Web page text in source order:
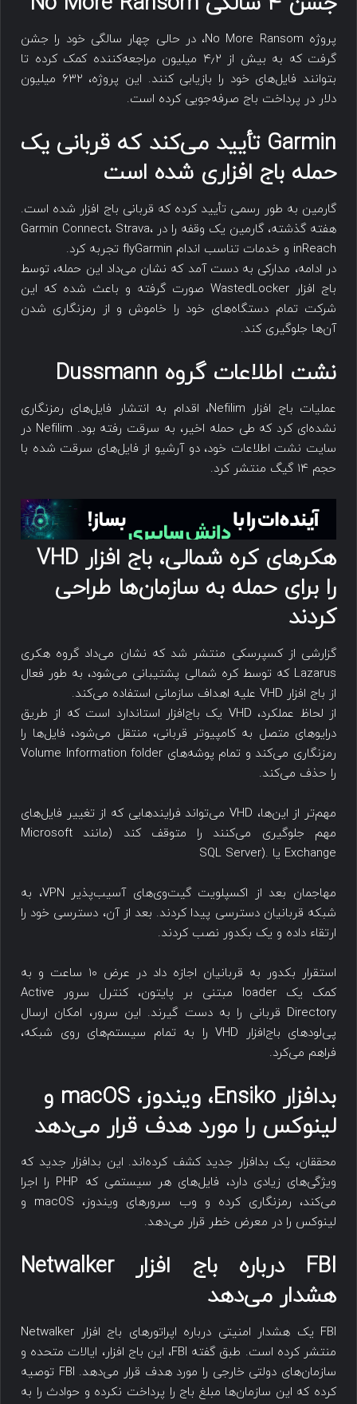
پروژه No More Ransom، در حالی چهار سالگی خود را جشن
گرفت که به بیش از ۴٫۲ میلیون مراجعه‌کننده کمک کرده تا
بتوانند فایل‌های خود را بازیابی کنند. این پروژه، ۶۳۲ میلیون
دلار در پرداخت باج صرفه‌جویی کرده است.
Garmin تأیید می‌کند که قربانی یک
حمله باج افزاری شده است
گارمین به طور رسمی تأیید کرده که قربانی باج افزار شده است.
هفته گذشته، گارمین یک وقفه را در Garmin Connect، Strava،
inReach و خدمات تناسب اندام flyGarmin تجربه کرد.
در ادامه، مدارکی به دست آمد که نشان می‌داد این حمله، توسط
باج افزار WastedLocker صورت گرفته و باعث شده که این
شرکت تمام دستگاه‌های خود را خاموش و از رمزنگاری شدن
آن‌ها جلوگیری کند.
نشت اطلاعات گروه Dussmann
عملیات باج افزار Nefilim، اقدام به انتشار فایل‌های رمزنگاری
نشده‌ای کرد که طی حمله اخیر، به سرقت رفته بود. Nefilim در
سایت نشت اطلاعات خود، دو آرشیو از فایل‌های سرقت شده با
حجم ۱۴ گیگ منتشر کرد.
هکرهای کره شمالی، باج افزار VHD
را برای حمله به سازمان‌ها طراحی
کردند
گزارشی از کسپرسکی منتشر شد که نشان می‌داد گروه هکری
Lazarus که توسط کره شمالی پشتیبانی می‌شود، به طور فعال
از باج افزار VHD علیه اهداف سازمانی استفاده می‌کند.
از لحاظ عملکرد، VHD یک باج‌افزار استاندارد است که از طریق
درایوهای متصل به کامپیوتر قربانی، منتقل می‌شود، فایل‌ها را
رمزنگاری می‌کند و تمام پوشه‌های Volume Information folder
را حذف می‌کند.
مهم‌تر از این‌ها، VHD می‌تواند فرایندهایی که از تغییر فایل‌های
مهم جلوگیری می‌کنند را متوقف کند (مانند Microsoft
Exchange یا .(SQL Server
مهاجمان بعد از اکسپلویت گیت‌وی‌های آسیب‌پذیر VPN، به
شبکه قربانیان دسترسی پیدا کردند. بعد از آن، دسترسی خود را
ارتقاء داده و یک بکدور نصب کردند.
استقرار بکدور به قربانیان اجازه داد در عرض ۱۰ ساعت و به
کمک یک loader مبتنی بر پایتون، کنترل سرور Active
Directory قربانی را به دست گیرند. این سرور، امکان ارسال
پی‌لودهای باج‌افزار VHD را به تمام سیستم‌های روی شبکه،
فراهم می‌کرد.
بدافزار Ensiko، ویندوز، macOS و
لینوکس را مورد هدف قرار می‌دهد
محققان، یک بدافزار جدید کشف کرده‌اند. این بدافزار جدید که
ویژگی‌های زیادی دارد، فایل‌های هر سیستمی که PHP را اجرا
می‌کند، رمزنگاری کرده و وب سرورهای ویندوز، macOS و
لینوکس را در معرض خطر قرار می‌دهد.
FBI درباره باج افزار Netwalker
هشدار می‌دهد
FBI یک هشدار امنیتی درباره اپراتورهای باج افزار Netwalker
منتشر کرده است. طبق گفته FBI، این باج افزار، ایالات متحده و
سازمان‌های دولتی خارجی را مورد هدف قرار می‌دهد. FBI توصیه
کرده که این سازمان‌ها مبلغ باج را پرداخت نکرده و حوادث را به